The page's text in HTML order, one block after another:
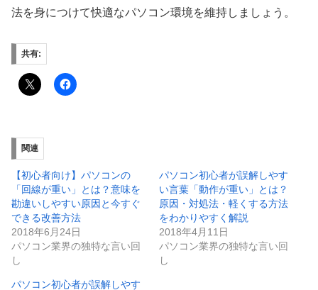
法を身につけて快適なパソコン環境を維持しましょう。
共有:
関連
【初心者向け】パソコンの
「回線が重い」とは？意味を
勘違いしやすい原因と今すぐ
できる改善方法
2018年6月24日
パソコン業界の独特な言い回
し
パソコン初心者が誤解しやす
い言葉「動作が重い」とは？
原因・対処法・軽くする方法
をわかりやすく解説
2018年4月11日
パソコン業界の独特な言い回
し
パソコン初心者が誤解しやす